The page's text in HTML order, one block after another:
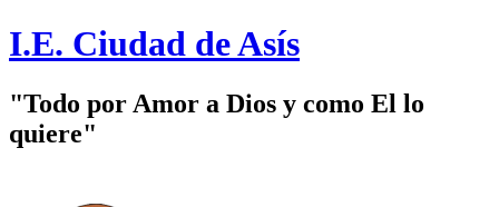
I.E. Ciudad de Asís
"Todo por Amor a Dios y como El lo
quiere"